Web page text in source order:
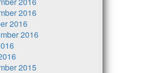
2016
2016
2016
2015